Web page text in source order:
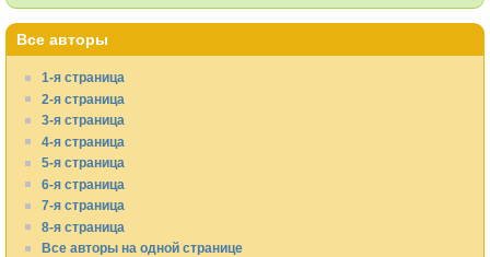
Все авторы
1-я страница
2-я страница
3-я страница
4-я страница
5-я страница
6-я страница
7-я страница
8-я страница
Все авторы на одной странице